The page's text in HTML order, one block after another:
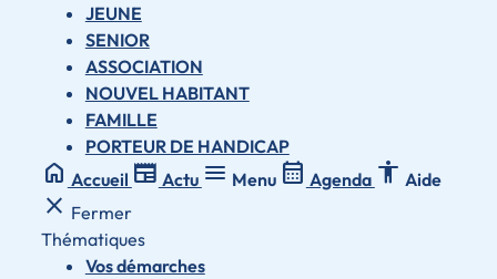
JEUNE
SENIOR
ASSOCIATION
NOUVEL HABITANT
FAMILLE
PORTEUR DE HANDICAP
home Accueil newspaper Actu menu Menu calendar_month Agenda accessibility Aide
close Fermer
Thématiques
Vos démarches